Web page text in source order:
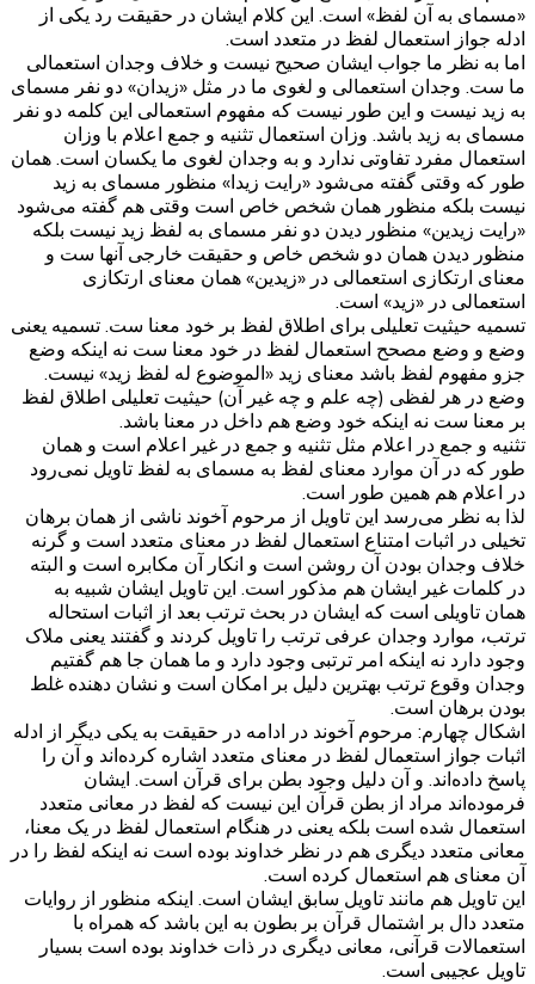
«مسمای به آن لفظ» است. این کلام ایشان در حقیقت رد یکی از
ادله جواز استعمال لفظ در متعدد است.
اما به نظر ما جواب ایشان صحیح نیست و خلاف وجدان استعمالی
ما ست. وجدان استعمالی و لغوی ما در مثل «زیدان» دو نفر مسمای
به زید نیست و این طور نیست که مفهوم استعمالی این کلمه دو نفر
مسمای به زید باشد. وزان استعمال تثنیه و جمع اعلام با وزان
استعمال مفرد تفاوتی ندارد و به وجدان لغوی ما یکسان است. همان
طور که وقتی گفته می‌شود «رایت زیدا» منظور مسمای به زید
نیست بلکه منظور همان شخص خاص است وقتی هم گفته می‌شود
«رایت زیدین» منظور دیدن دو نفر مسمای به لفظ زید نیست بلکه
منظور دیدن همان دو شخص خاص و حقیقت خارجی آنها ست و
معنای ارتکازی استعمالی در «زیدین» همان معنای ارتکازی
استعمالی در «زید» است.
تسمیه حیثیت تعلیلی برای اطلاق لفظ بر خود معنا ست. تسمیه یعنی
وضع و وضع مصحح استعمال لفظ در خود معنا ست نه اینکه وضع
جزو مفهوم لفظ باشد معنای زید «الموضوع له لفظ زید» نیست.
وضع در هر لفظی (چه علم و چه غیر آن) حیثیت تعلیلی اطلاق لفظ
بر معنا ست نه اینکه خود وضع هم داخل در معنا باشد.
تثنیه و جمع در اعلام مثل تثنیه و جمع در غیر اعلام است و همان
طور که در آن موارد معنای لفظ به مسمای به لفظ تاویل نمی‌رود
در اعلام هم همین طور است.
لذا به نظر می‌رسد این تاویل از مرحوم آخوند ناشی از همان برهان
تخیلی در اثبات امتناع استعمال لفظ در معنای متعدد است و گرنه
خلاف وجدان بودن آن روشن است و انکار آن مکابره است و البته
در کلمات غیر ایشان هم مذکور است. این تاویل ایشان شبیه به
همان تاویلی است که ایشان در بحث ترتب بعد از اثبات استحاله
ترتب، موارد وجدان عرفی ترتب را تاویل کردند و گفتند یعنی ملاک
وجود دارد نه اینکه امر ترتبی وجود دارد و ما همان جا هم گفتیم
وجدان وقوع ترتب بهترین دلیل بر امکان است و نشان‌ دهنده غلط
بودن برهان است.
اشکال چهارم: مرحوم آخوند در ادامه در حقیقت به یکی دیگر از ادله
اثبات جواز استعمال لفظ در معنای متعدد اشاره کرده‌اند و آن را
پاسخ داده‌اند. و آن دلیل وجود بطن برای قرآن است. ایشان
فرموده‌اند مراد از بطن قرآن این نیست که لفظ در معانی متعدد
استعمال شده است بلکه یعنی در هنگام استعمال لفظ در یک معنا،
معانی متعدد دیگری هم در نظر خداوند بوده است نه اینکه لفظ را در
آن معنای هم استعمال کرده است.
این تاویل هم مانند تاویل سابق ایشان است. اینکه منظور از روایات
متعدد دال بر اشتمال قرآن بر بطون به این باشد که همراه با
استعمالات قرآنی، معانی دیگری در ذات خداوند بوده است بسیار
تاویل عجیبی است.